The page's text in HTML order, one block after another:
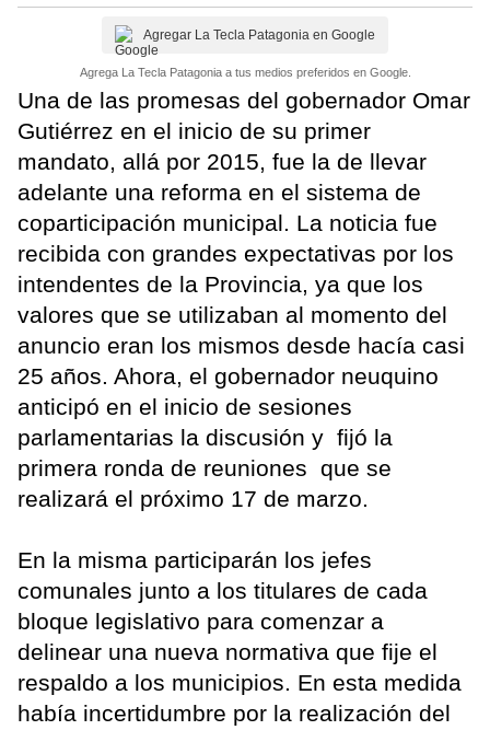
Agregar La Tecla Patagonia en Google
Agrega La Tecla Patagonia a tus medios preferidos en Google.
Una de las promesas del gobernador Omar
Gutiérrez en el inicio de su primer
mandato, allá por 2015, fue la de llevar
adelante una reforma en el sistema de
coparticipación municipal. La noticia fue
recibida con grandes expectativas por los
intendentes de la Provincia, ya que los
valores que se utilizaban al momento del
anuncio eran los mismos desde hacía casi
25 años. Ahora, el gobernador neuquino
anticipó en el inicio de sesiones
parlamentarias la discusión y fijó la
primera ronda de reuniones que se
realizará el próximo 17 de marzo.
En la misma participarán los jefes
comunales junto a los titulares de cada
bloque legislativo para comenzar a
delinear una nueva normativa que fije el
respaldo a los municipios. En esta medida
había incertidumbre por la realización del